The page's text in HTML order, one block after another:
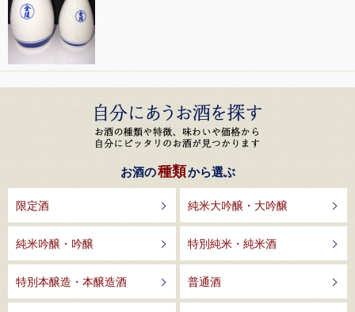
お酒の種類から選ぶ
限定酒 純米大吟醸・大吟醸
純米吟醸・吟醸 特別純米・純米酒
特別本醸造・本醸造酒 普通酒